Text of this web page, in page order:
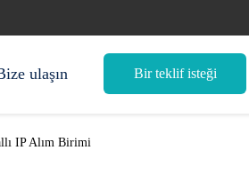
ulaşın Bir teklif isteği
IP Alım Birimi